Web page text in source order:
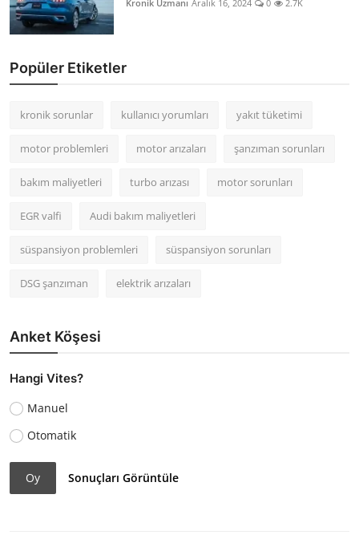
Kronik Uzmanı Aralık 16, 2024 0 2.7K
Popüler Etiketler
kronik sorunlar kullanıcı yorumları yakıt tüketimi
motor problemleri motor arızaları şanzıman sorunları
bakım maliyetleri turbo arızası motor sorunları
EGR valfi Audi bakım maliyetleri
süspansiyon problemleri süspansiyon sorunları
DSG şanzıman elektrik arızaları
Anket Köşesi
Hangi Vites?
Manuel
Otomatik
Oy Sonuçları Görüntüle